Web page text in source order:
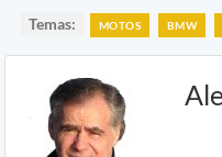
Temas: MOTOS BMW